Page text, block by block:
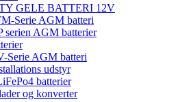
GELE BATTERI 12V
Serie AGM batteri
serien AGM batterier
Serie AGM batteri
udstyr
batterier
og konverter